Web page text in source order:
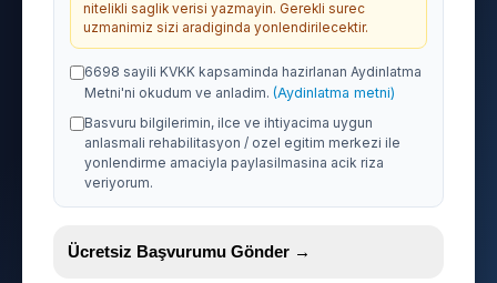
nitelikli saglik verisi yazmayin. Gerekli surec
uzmanimiz sizi aradiginda yonlendirilecektir.
6698 sayili KVKK kapsaminda hazirlanan Aydinlatma
Metni'ni okudum ve anladim. (Aydinlatma metni)
Basvuru bilgilerimin, ilce ve ihtiyacima uygun
anlasmali rehabilitasyon / ozel egitim merkezi ile
yonlendirme amaciyla paylasilmasina acik riza
veriyorum.
Ücretsiz Başvurumu Gönder →